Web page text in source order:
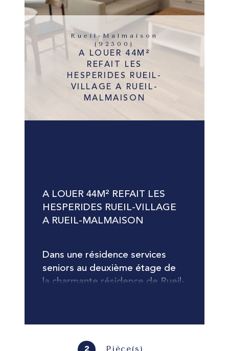
Rueil-Malmaison
(92500)
A LOUER 44M²
REFAIT LES
HESPERIDES RUEIL-
VILLAGE A RUEIL-
MALMAISON
Pièce(s)
A LOUER 44M² REFAIT LES
HESPERIDES RUEIL-VILLAGE
A RUEIL-MALMAISON
Dans une résidence services
seniors au deuxième étage de
la charmante résidence de Rueil-
séjour, une cuisine